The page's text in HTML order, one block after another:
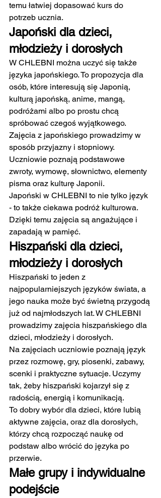
temu łatwiej dopasować kurs do
potrzeb ucznia.
Japoński dla dzieci,
młodzieży i dorosłych
W CHLEBNI można uczyć się także
języka japońskiego. To propozycja dla
osób, które interesują się Japonią,
kulturą japońską, anime, mangą,
podróżami albo po prostu chcą
spróbować czegoś wyjątkowego.
Zajęcia z japońskiego prowadzimy w
sposób przyjazny i stopniowy.
Uczniowie poznają podstawowe
zwroty, wymowę, słownictwo, elementy
pisma oraz kulturę Japonii.
Japoński w CHLEBNI to nie tylko język
- to także ciekawa podróż kulturowa.
Dzięki temu zajęcia są angażujące i
zapadają w pamięć.
Hiszpański dla dzieci,
młodzieży i dorosłych
Hiszpański to jeden z
najpopularniejszych języków świata, a
jego nauka może być świetną przygodą
już od najmłodszych lat. W CHLEBNI
prowadzimy zajęcia hiszpańskiego dla
dzieci, młodzieży i dorosłych.
Na zajęciach uczniowie poznają język
przez rozmowę, gry, piosenki, zabawy,
scenki i praktyczne sytuacje. Uczymy
tak, żeby hiszpański kojarzył się z
radością, energią i komunikacją.
To dobry wybór dla dzieci, które lubią
aktywne zajęcia, oraz dla dorosłych,
którzy chcą rozpocząć naukę od
podstaw albo wrócić do języka po
przerwie.
Małe grupy i indywidualne
podejście